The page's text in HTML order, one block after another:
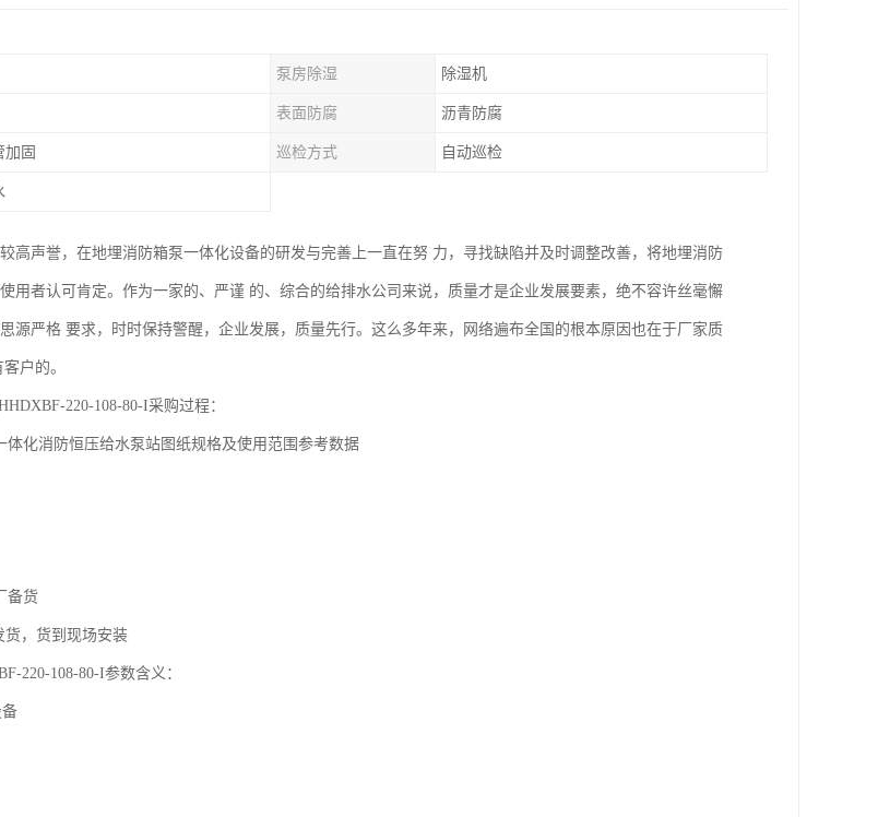
泵房除湿 除湿机
表面防腐 沥青防腐
加固 巡检方式 自动巡检
高声誉，在地埋消防箱泵一体化设备的研发与完善上一直在努 力，寻找缺陷并及时调整改善，将地埋消防
用者认可肯定。作为一家的、严谨 的、综合的给排水公司来说，质量才是企业发展要素，绝不容许丝毫懈
源严格 要求，时时保持警醒，企业发展，质量先行。这么多年来，网络遍布全国的根本原因也在于厂家质
户的。
220-108-80-I采购过程：
体化消防恒压给水泵站图纸规格及使用范围参考数据
备货
货，货到现场安装
220-108-80-I参数含义：